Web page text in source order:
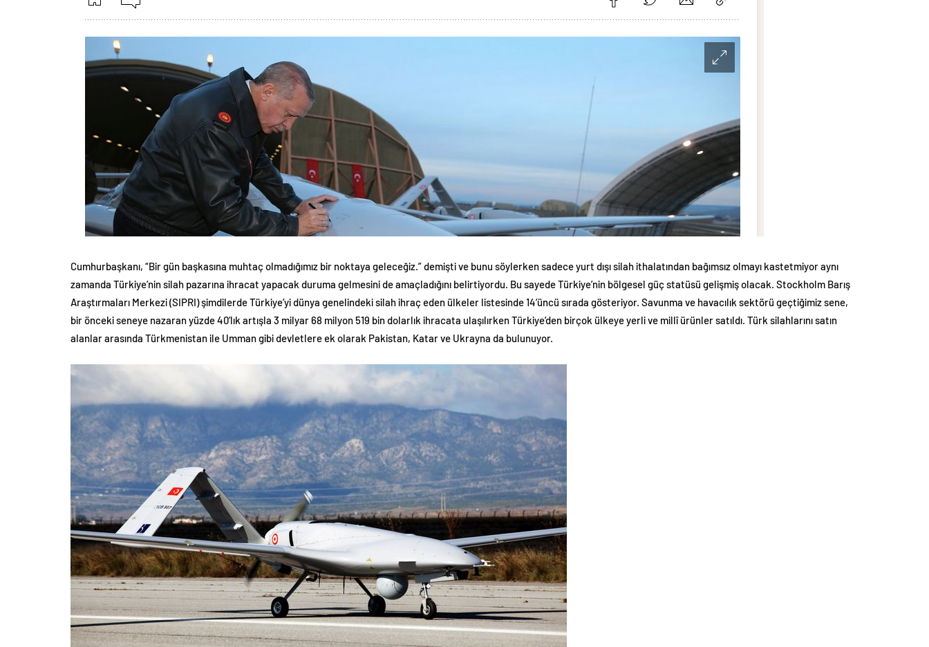
Cumhurbaşkanı, “Bir gün başkasına muhtaç olmadığımız bir noktaya geleceğiz.” demişti ve bunu söylerken sadece yurt dışı silah ithalatından bağımsız olmayı kastetmiyor aynı
zamanda Türkiye’nin silah pazarına ihracat yapacak duruma gelmesini de amaçladığını belirtiyordu. Bu sayede Türkiye’nin bölgesel güç statüsü gelişmiş olacak. Stockholm Barış
Araştırmaları Merkezi (SIPRI) şimdilerde Türkiye’yi dünya genelindeki silah ihraç eden ülkeler listesinde 14’üncü sırada gösteriyor. Savunma ve havacılık sektörü geçtiğimiz sene,
bir önceki seneye nazaran yüzde 40’lık artışla 3 milyar 68 milyon 519 bin dolarlık ihracata ulaşılırken Türkiye’den birçok ülkeye yerli ve millî ürünler satıldı. Türk silahlarını satın
alanlar arasında Türkmenistan ile Umman gibi devletlere ek olarak Pakistan, Katar ve Ukrayna da bulunuyor.